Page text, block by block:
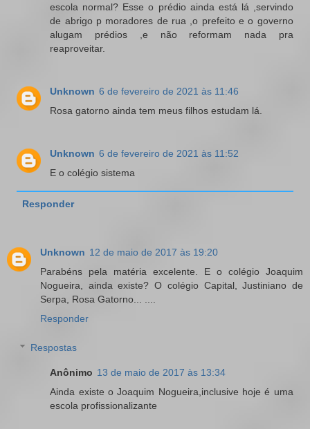
escola normal? Esse o prédio ainda está lá ,servindo
de abrigo p moradores de rua ,o prefeito e o governo
alugam prédios ,e não reformam nada pra
reaproveitar.
Unknown 6 de fevereiro de 2021 às 11:46
Rosa gatorno ainda tem meus filhos estudam lá.
Unknown 6 de fevereiro de 2021 às 11:52
E o colégio sistema
Responder
Unknown 12 de maio de 2017 às 19:20
Parabéns pela matéria excelente. E o colégio Joaquim
Nogueira, ainda existe? O colégio Capital, Justiniano de
Serpa, Rosa Gatorno... ....
Responder
Respostas
Anônimo 13 de maio de 2017 às 13:34
Ainda existe o Joaquim Nogueira,inclusive hoje é uma
escola profissionalizante